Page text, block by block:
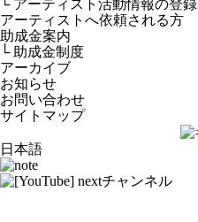
└ アーティスト活動情報の登録
アーティストへ依頼される方
助成金案内
└ 助成金制度
アーカイブ
お知らせ
お問い合わせ
サイトマップ